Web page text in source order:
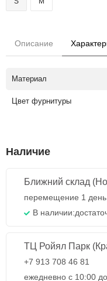
Описание
Материал
Цвет фурнитуры
Наличие
Ближний склад
перемещение 1 день
В наличии:
ТЦ Ройял Парк
+7 913 708 46 81
ежедневно с 10:00